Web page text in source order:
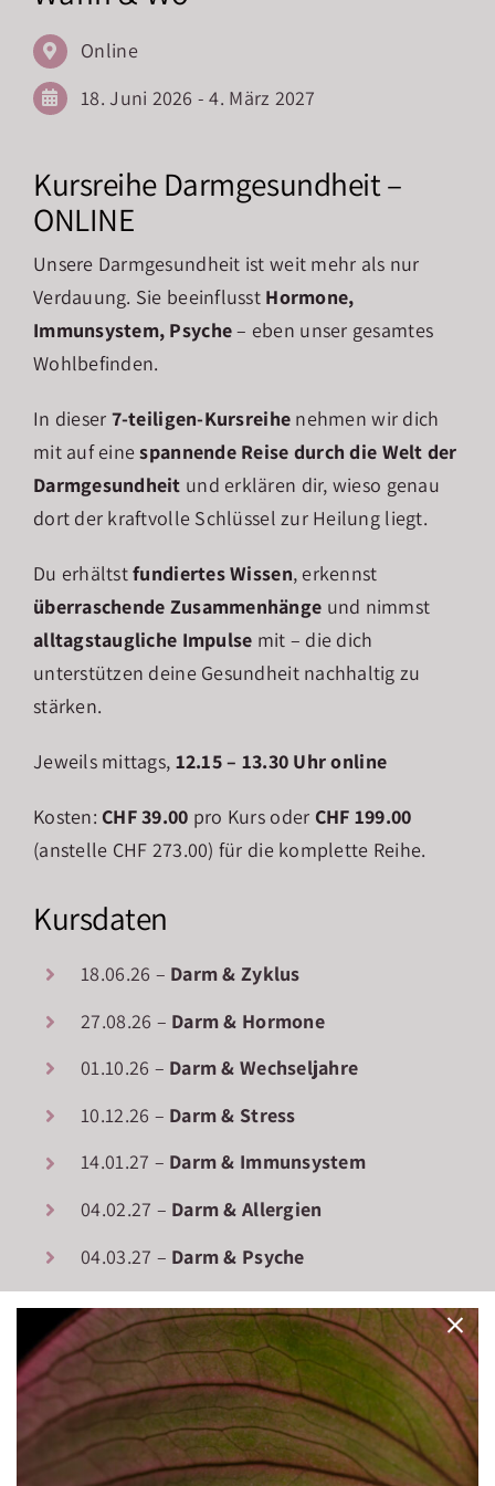
Online
18. Juni 2026 - 4. März 2027
Kursreihe Darmgesundheit –
ONLINE
Unsere Darmgesundheit ist weit mehr als nur
Verdauung. Sie beeinflusst Hormone,
Immunsystem, Psyche– eben unser gesamtes
Wohlbefinden.
In dieser 7-teiligen-Kursreihe nehmen wir dich
mit auf einespannende Reise durch die Welt der
Darmgesundheit und erklären dir, wieso genau
dort der kraftvolle Schlüssel zur Heilung liegt.
Du erhältstfundiertes Wissen, erkennst
überraschende Zusammenhänge und nimmst
alltagstaugliche Impulse mit – die dich
unterstützen deine Gesundheit nachhaltig zu
stärken.
Jeweils mittags, 12.15 – 13.30 Uhr online
Kosten: CHF 39.00 pro Kurs oder CHF 199.00
(anstelle CHF 273.00) für die komplette Reihe.
Kursdaten
18.06.26 – Darm & Zyklus
27.08.26 – Darm & Hormone
01.10.26 – Darm & Wechseljahre
10.12.26 – Darm & Stress
14.01.27 – Darm & Immunsystem
04.02.27 – Darm & Allergien
04.03.27 – Darm & Psyche
← zurück zur Kursübersicht
Veranstaltungsort